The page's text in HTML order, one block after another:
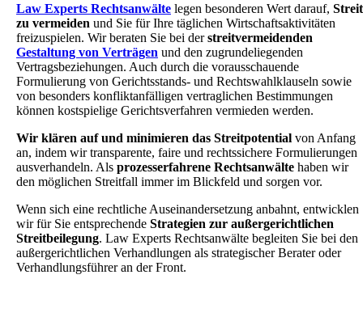
Law Experts Rechtsanwälte legen besonderen Wert darauf, Streit
zu vermeiden und Sie für Ihre täglichen Wirtschaftsaktivitäten
freizuspielen. Wir beraten Sie bei derstreitvermeidenden
Gestaltung von Verträgen und den zugrundeliegenden
Vertragsbeziehungen. Auch durch die vorausschauende
Formulierung von Gerichtsstands- und Rechtswahlklauseln sowie
von besonders konfliktanfälligen vertraglichen Bestimmungen
können kostspielige Gerichtsverfahren vermieden werden.
Wir klären auf und minimieren das Streitpotential von Anfang
an, indem wir transparente, faire und rechtssichere Formulierungen
ausverhandeln. Als prozesserfahrene Rechtsanwälte haben wir
den möglichen Streitfall immer im Blickfeld und sorgen vor.
Wenn sich eine rechtliche Auseinandersetzung anbahnt, entwicklen
wir für Sie entsprechende Strategien zur außergerichtlichen
Streitbeilegung. Law Experts Rechtsanwälte begleiten Sie bei den
außergerichtlichen Verhandlungen als strategischer Berater oder
Verhandlungsführer an der Front.